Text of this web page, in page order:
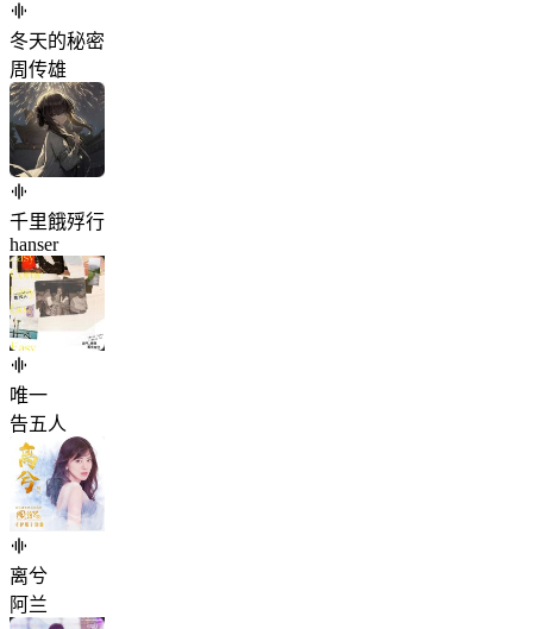
冬天的秘密
周传雄
千里餓殍行
hanser
唯一
告五人
离兮
阿兰